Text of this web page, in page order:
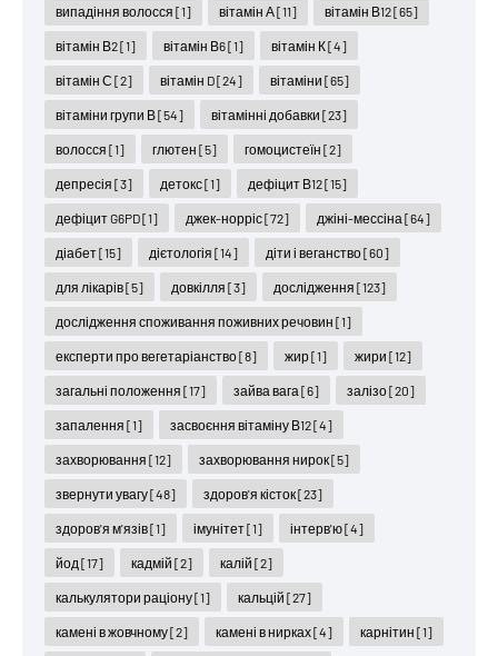
випадіння волосся [1] вітамін А[11] вітамін В12[65]
вітамін В2[1] вітамін В6[1] вітамін К[4]
вітамін С [2] вітамін D[24] вітаміни [65]
вітаміни групи В[54] вітамінні добавки [23]
волосся [1] глютен [5] гомоцистеїн [2]
депресія [3] детокс[1] дефіцит В12[15]
дефіцит G6PD[1] джек-норріс[72] джіні-мессіна [64]
діабет[15] дієтологія [14] діти і веганство[60]
для лікарів[5] довкілля [3] дослідження [123]
дослідження споживання поживних речовин [1]
експерти про вегетаріанство[8] жир[1] жири [12]
загальні положення [17] зайва вага [6] залізо[20]
запалення [1] засвоєння вітаміну В12[4]
захворювання [12] захворювання нирок[5]
звернути увагу[48] здоров'я кісток[23]
здоров'я м'язів[1] імунітет[1] інтерв'ю[4]
йод [17] кадмій [2] калій [2]
калькулятори раціону[1] кальцій [27]
камені в жовчному[2] камені в нирках[4] карнітин [1]